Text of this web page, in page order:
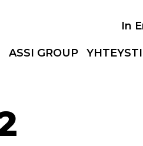
In
ASSI GROUP